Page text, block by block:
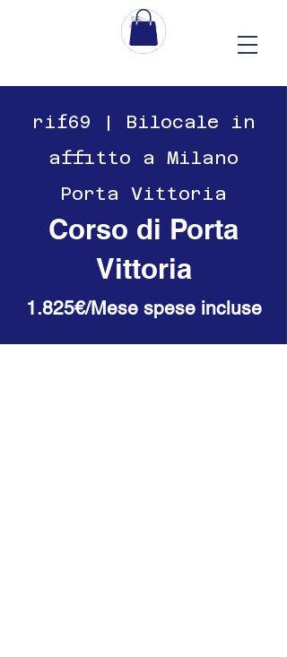
​​rif69 | Bilocale in
affitto a Milano
Porta Vittoria
Corso di Porta
Vittoria
1.825€/Mese spese incluse